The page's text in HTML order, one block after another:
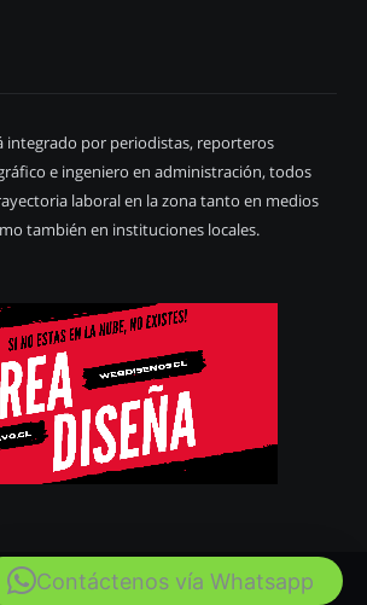
integrado por periodistas, reporteros
e ingeniero en administración, todos
laboral en la zona tanto en medios
también en instituciones locales.
San Antonio Fotos. Diseñado porWebdiseños
Contáctenos vía Whatsapp